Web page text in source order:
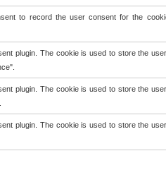
to record the user consent for the
plugin. The cookie is used to store the
plugin. The cookie is used to store the
plugin. The cookie is used to store the